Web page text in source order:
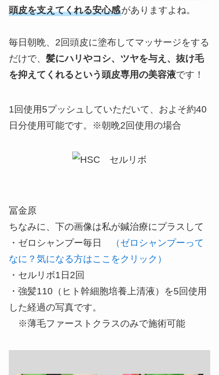
頭皮を支えてくれる安心感がありますよね。
毎日朝晩、2回頭皮に塗布してマッサージをする
だけで、 髪にハリやコシ、ツヤを与え、抜け毛
を抑えてくれるという頭皮専用の美容液です！
1回使用5プッシュしていただいて、およそ約40
日分使用可能です。※朝晩2回使用の場合
冨金原
ちなみに、下の画像は私が鍼治療にプラスして
・ゼロシャンプー毎日
（ゼロシャンプーって
なに？気になる方はここをクリック）
・セルリボ1日2回
・強髪110（ヒト幹細胞培養上清液）を5回使用
した経過の写真です。
※薄毛ファーストクラスのみで施術可能